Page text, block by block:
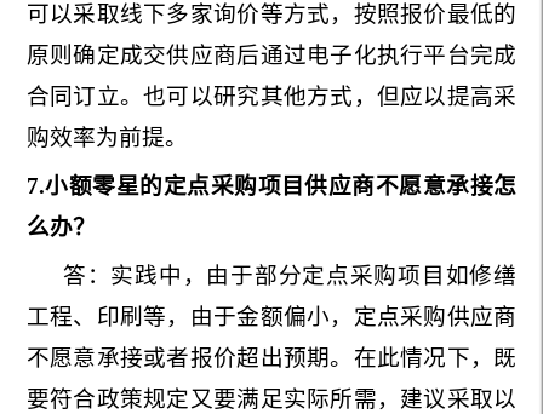
可以采取线下多家询价等方式，按照报价最低的
原则确定成交供应商后通过电子化执行平台完成
合同订立。也可以研究其他方式，但应以提高采
购效率为前提。
7.小额零星的定点采购项目供应商不愿意承接怎
么办？
答：实践中，由于部分定点采购项目如修缮
工程、印刷等，由于金额偏小，定点采购供应商
不愿意承接或者报价超出预期。在此情况下，既
要符合政策规定又要满足实际所需，建议采取以